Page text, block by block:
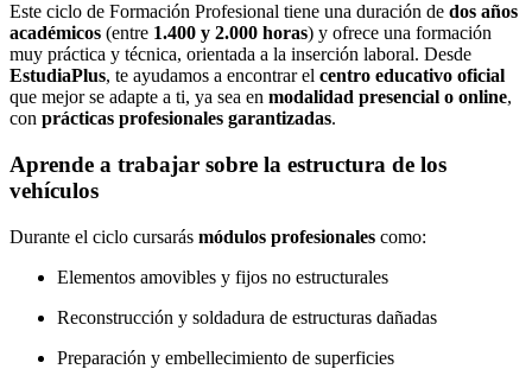
Este ciclo de Formación Profesional tiene una duración de dos años
académicos (entre 1.400 y 2.000 horas) y ofrece una formación
muy práctica y técnica, orientada a la inserción laboral. Desde
EstudiaPlus, te ayudamos a encontrar el centro educativo oficial
que mejor se adapte a ti, ya sea en modalidad presencial o online,
con prácticas profesionales garantizadas.
Aprende a trabajar sobre la estructura de los
vehículos
Durante el ciclo cursarás módulos profesionales como:
Elementos amovibles y fijos no estructurales
Reconstrucción y soldadura de estructuras dañadas
Preparación y embellecimiento de superficies